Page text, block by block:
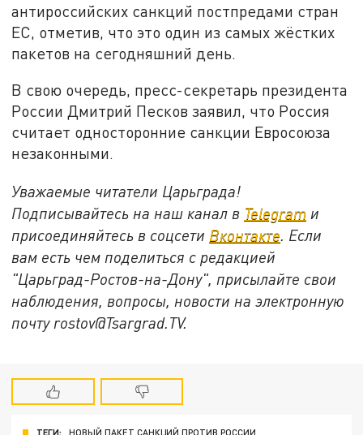
антироссийских санкций постпредами стран
ЕС, отметив, что это один из самых жёстких
пакетов на сегодняшний день.
В свою очередь, пресс-секретарь президента
России Дмитрий Песков заявил, что Россия
считает односторонние санкции Евросоюза
незаконными.
Уважаемые читатели Царьграда!
Подписывайтесь на наш канал в Telegram и
присоединяйтесь в соцсети Вконтакте. Если
вам есть чем поделиться с редакцией
"Царьград-Ростов-на-Дону", присылайте свои
наблюдения, вопросы, новости на электронную
почту rostov@Tsargrad.ТV.
ТЕГИ:
НОВЫЙ ПАКЕТ САНКЦИЙ ПРОТИВ РОССИИ